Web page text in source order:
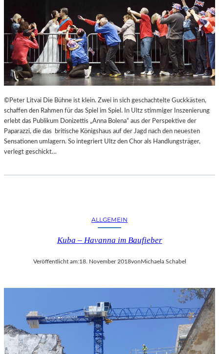
O
S
T
E
R
F
E
S
S
P
I
E
L
©Peter Litvai Die Bühne ist klein. Zwei in sich geschachtelte Guckkästen,
schaffen den Rahmen für das Spiel im Spiel. In Ultz stimmiger Inszenierung
erlebt das Publikum Donizettis „Anna Bolena“ aus der Perspektive der
Paparazzi, die das britische Königshaus auf der Jagd nach den neuesten
Sensationen umlagern. So integriert Ultz den Chor als Handlungsträger,
verlegt geschickt…
ALLGEMEIN
Kuba – Havanna im Baufieber
Veröffentlicht am:18. November 2018vonMichaela Schabel